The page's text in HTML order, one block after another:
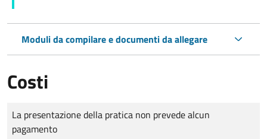
Moduli da compilare e documenti da allegare
Costi
Tipo di pagamento
Importo
La presentazione della pratica non prevede alcun
pagamento